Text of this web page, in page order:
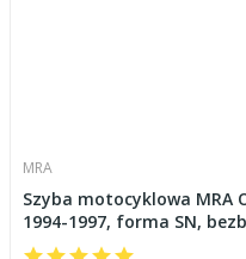
MRA
Szyba motocyklowa MRA
1994-1997, forma SN,